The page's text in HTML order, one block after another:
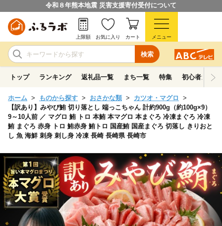
令和８年熊本地震 災害支援寄付受付について
検索
上限額 お気に入り カート メニュー
トップ ランキング 返礼品一覧 まち一覧 特集 初心者ガイド
ホーム ものから探す おさかな類
カツオ・マグロ
【訳あり】みやび鮪 切り落とし 端っこちゃん 計約900g（約100g×9）
9～10人前 ／ マグロ 鮪 トロ 本鮪 本マグロ 本まぐろ 冷凍まぐろ 冷凍
鮪 まぐろ 赤身 トロ 鮪赤身 鮪トロ 国産鮪 国産まぐろ 切落し きりおと
し 魚 海鮮 刺身 刺し身 冷凍 長崎 長崎県 長崎市